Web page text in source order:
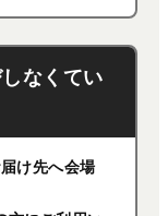
なくてい
け先へ会場